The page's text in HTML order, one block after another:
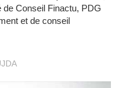
Conseil Finactu, PDG
et de conseil